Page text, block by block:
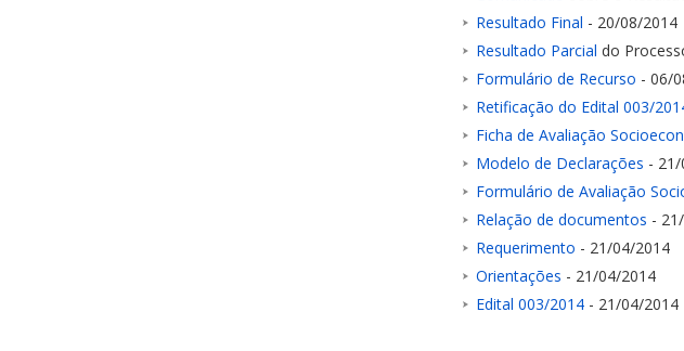
Resultado Final - 20/08/2014
Resultado Parcial do
Formulário de Recurso - 06/
Retificação do Edital 003/
Ficha de Avaliação
Modelo de Declarações -
Formulário de Avaliação
Relação de documentos -
Requerimento - 21/04/2014
Orientações - 21/04/2014
Edital 003/2014 - 21/04/2014